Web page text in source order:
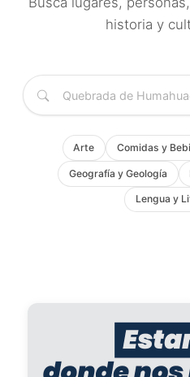
historia y
Arte Comidas y
Geografía y Geología
Lengua y